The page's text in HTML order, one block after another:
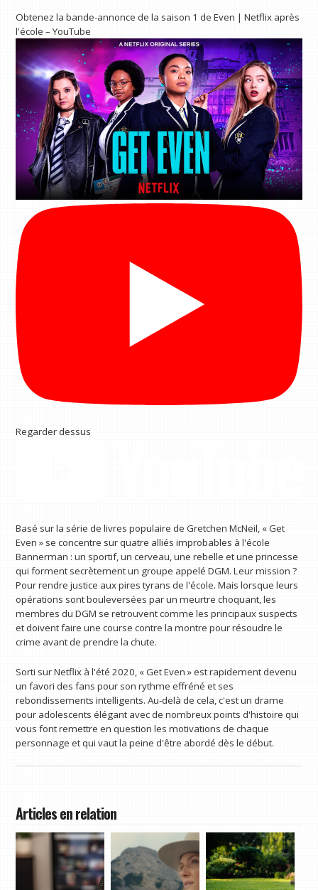
Obtenez la bande-annonce de la saison 1 de Even | Netflix après
l'école – YouTube
Regarder dessus
Basé sur la série de livres populaire de Gretchen McNeil, « Get
Even » se concentre sur quatre alliés improbables à l'école
Bannerman : un sportif, un cerveau, une rebelle et une princesse
qui forment secrètement un groupe appelé DGM. Leur mission ?
Pour rendre justice aux pires tyrans de l'école. Mais lorsque leurs
opérations sont bouleversées par un meurtre choquant, les
membres du DGM se retrouvent comme les principaux suspects
et doivent faire une course contre la montre pour résoudre le
crime avant de prendre la chute.
Sorti sur Netflix à l'été 2020, « Get Even » est rapidement devenu
un favori des fans pour son rythme effréné et ses
rebondissements intelligents. Au-delà de cela, c'est un drame
pour adolescents élégant avec de nombreux points d'histoire qui
vous font remettre en question les motivations de chaque
personnage et qui vaut la peine d'être abordé dès le début.
Articles en relation